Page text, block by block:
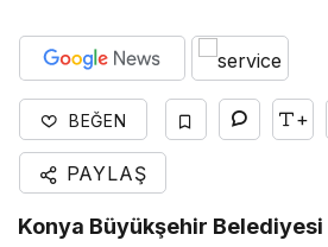
BEĞEN +
PAYLAŞ
Konya Büyükşehir